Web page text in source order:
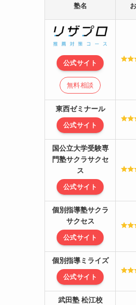
塾名
公式サイト
無料相談
東西ゼミナール
公式サイト
国公立大学受験専
門塾サクラサクセ
ス
公式サイト
個別指導塾サクラ
サクセス
公式サイト
個別指導ミライズ
公式サイト
武田塾 松江校